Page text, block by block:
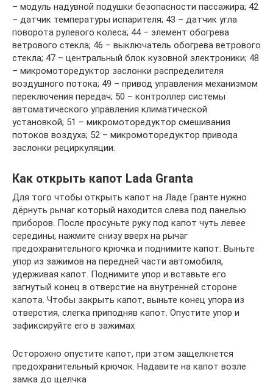
– модуль надувной подушки безопасности пассажира; 42
– датчик температуры испарителя; 43 – датчик угла
поворота рулевого колеса; 44 – элемент обогрева
ветрового стекла; 46 – выключатель обогрева ветрового
стекла; 47 – центральный блок кузовной электроники; 48
– микромоторедуктор заслонки распределителя
воздушного потока; 49 – привод управления механизмом
переключения передач; 50 – контроллер системы
автоматического управления климатической
установкой; 51 – микромоторедуктор смешивания
потоков воздуха; 52 – микромоторедуктор привода
заслонки рециркуляции.
Как открыть капот Lada Granta
Для того чтобы открыть капот на Ладе Гранте нужно
дёрнуть рычаг который находится слева под панелью
приборов. После просуньте руку под капот чуть левее
середины, нажмите снизу вверх на рычаг
предохранительного крючка и поднимите капот. Выньте
упор из зажимов на передней части автомобиля,
удерживая капот. Поднимите упор и вставьте его
загнутый конец в отверстие на внутренней стороне
капота. Чтобы закрыть капот, выньте конец упора из
отверстия, слегка приподняв капот. Опустите упор и
зафиксируйте его в зажимах
Осторожно опустите капот, при этом защелкнется
предохранительный крючок. Надавите на капот возле
замка до щелчка